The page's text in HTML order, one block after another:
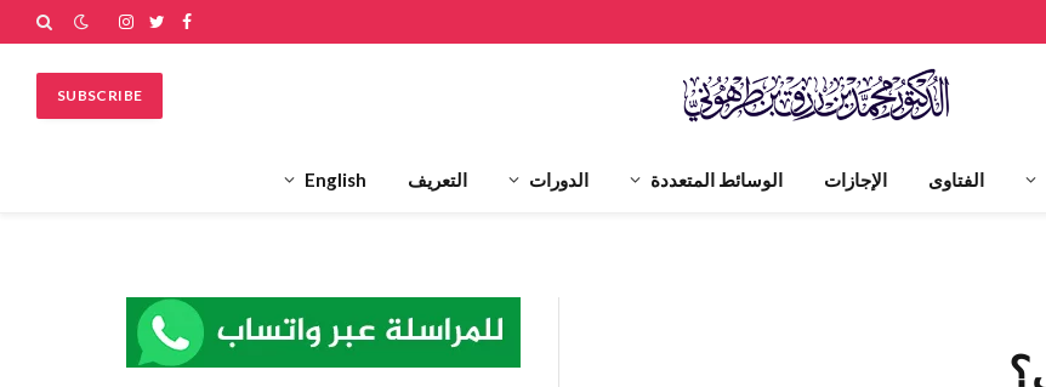
فيسبوك
تويترالانستغرام
SUBSCRIBE
الفتاوى الإجازات الوسائط المتعددة الدورات التعريف English